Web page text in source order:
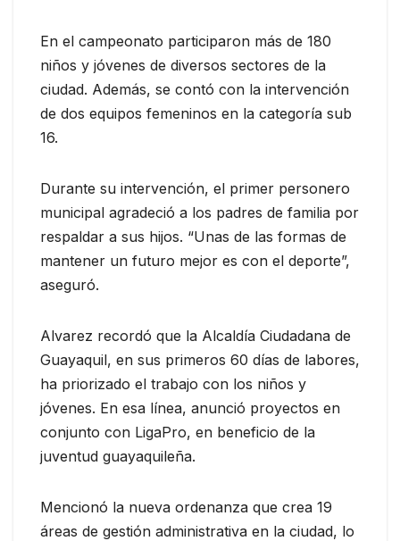
En el campeonato participaron más de 180
niños y jóvenes de diversos sectores de la
ciudad. Además, se contó con la intervención
de dos equipos femeninos en la categoría sub
16.
Durante su intervención, el primer personero
municipal agradeció a los padres de familia por
respaldar a sus hijos. “Unas de las formas de
mantener un futuro mejor es con el deporte”,
aseguró.
Alvarez recordó que la Alcaldía Ciudadana de
Guayaquil, en sus primeros 60 días de labores,
ha priorizado el trabajo con los niños y
jóvenes. En esa línea, anunció proyectos en
conjunto con LigaPro, en beneficio de la
juventud guayaquileña.
Mencionó la nueva ordenanza que crea 19
áreas de gestión administrativa en la ciudad, lo